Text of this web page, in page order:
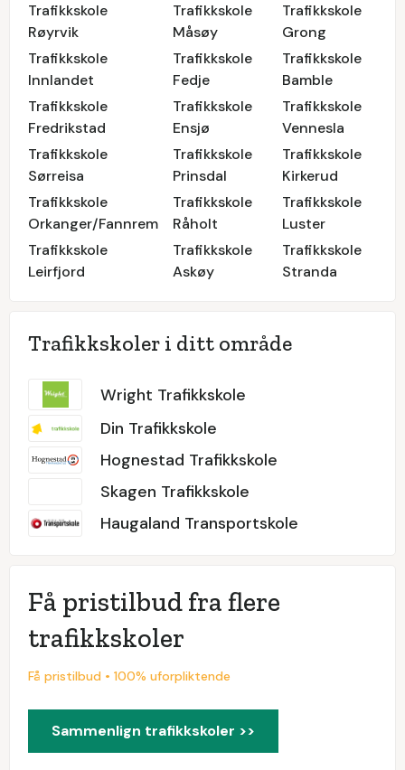
Trafikkskole
Røyrvik
Trafikkskole
Måsøy
Trafikkskole
Grong
Trafikkskole
Innlandet
Trafikkskole
Fedje
Trafikkskole
Bamble
Trafikkskole
Fredrikstad
Trafikkskole
Ensjø
Trafikkskole
Vennesla
Trafikkskole
Sørreisa
Trafikkskole
Prinsdal
Trafikkskole
Kirkerud
Trafikkskole
Orkanger/Fannrem
Trafikkskole
Råholt
Trafikkskole
Luster
Trafikkskole
Leirfjord
Trafikkskole
Askøy
Trafikkskole
Stranda
Trafikkskoler i ditt område
Wright Trafikkskole
Din Trafikkskole
Hognestad Trafikkskole
Skagen Trafikkskole
Haugaland Transportskole
Få pristilbud fra flere
trafikkskoler
Få pristilbud • 100% uforpliktende
Sammenlign trafikkskoler >>